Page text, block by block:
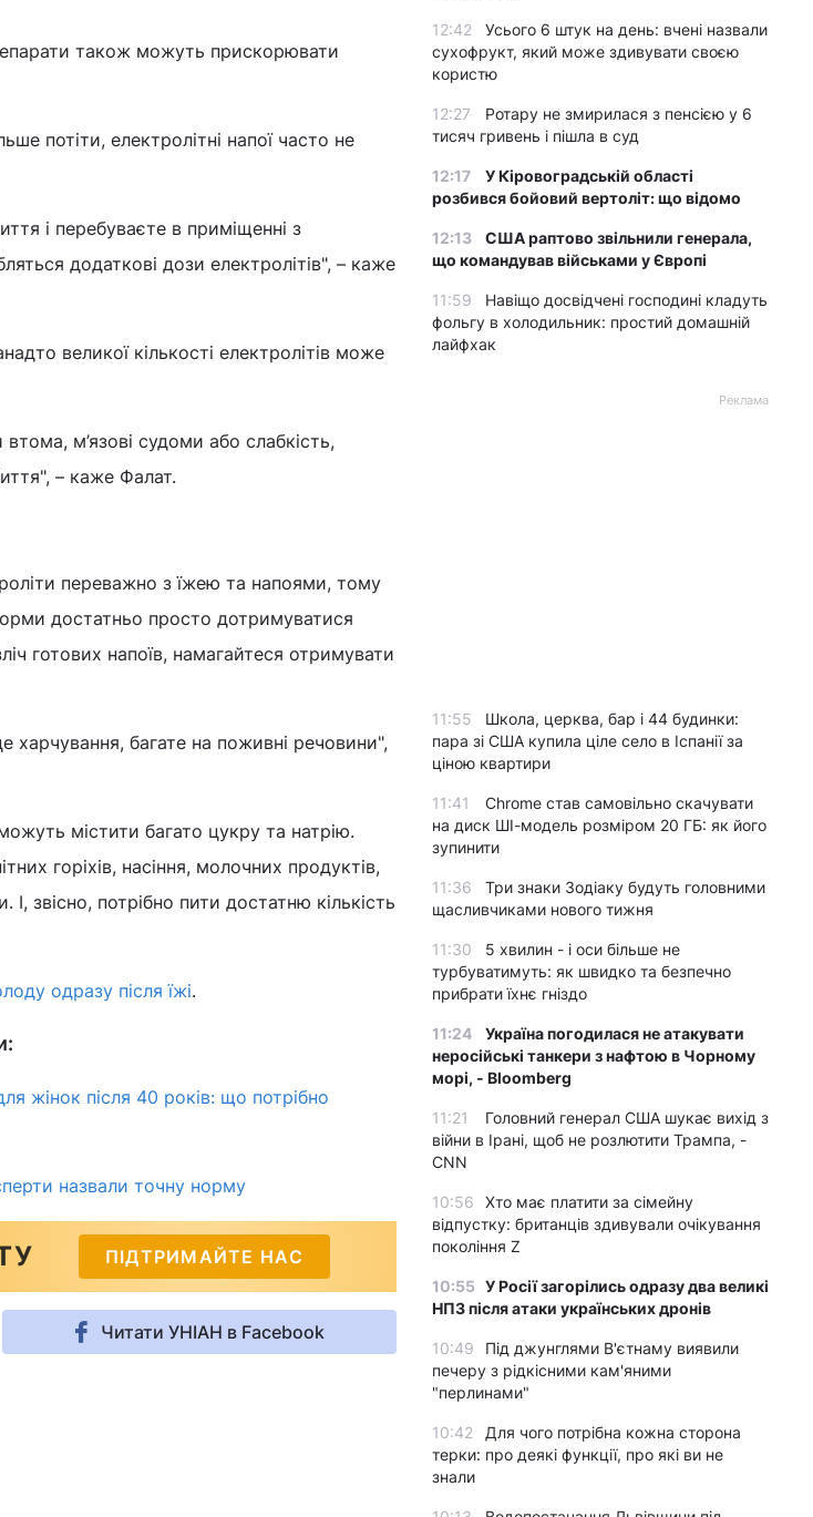
також можуть прискорювати
потіти, електролітні напої часто не
і перебуваєте в приміщенні з
додаткові дози електролітів", – каже
великої кількості електролітів може
м’язові судоми або слабкість,
– каже Фалат.
переважно з їжею та напоями, тому
достатньо просто дотримуватися
готових напоїв, намагайтеся отримувати
харчування, багате на поживні речовини",
містити багато цукру та натрію.
горіхів, насіння, молочних продуктів,
І, звісно, потрібно пити достатню кількість
одразу після їжі.
жінок після 40 років: що потрібно
назвали точну норму
ПІДТРИМАЙТЕ НАС
Читати УНІАН в Facebook
12:42
Усього 6 штук на день: вчені назвали
сухофрукт, який може здивувати своєю
користю
12:27
Ротару не змирилася з пенсією у 6
тисяч гривень і пішла в суд
12:17
У Кіровоградській області
розбився бойовий вертоліт: що відомо
12:13
США раптово звільнили генерала,
що командував військами у Європі
11:59
Навіщо досвідчені господині кладуть
фольгу в холодильник: простий домашній
лайфхак
Реклама
11:55
Школа, церква, бар і 44 будинки:
пара зі США купила ціле село в Іспанії за
ціною квартири
11:41
Chrome став самовільно скачувати
на диск ШІ-модель розміром 20 ГБ: як його
зупинити
11:36
Три знаки Зодіаку будуть головними
щасливчиками нового тижня
11:30
5 хвилин - і оси більше не
турбуватимуть: як швидко та безпечно
прибрати їхнє гніздо
11:24
Україна погодилася не атакувати
неросійські танкери з нафтою в Чорному
морі, - Bloomberg
11:21
Головний генерал США шукає вихід з
війни в Ірані, щоб не розлютити Трампа, -
CNN
10:56
Хто має платити за сімейну
відпустку: британців здивували очікування
покоління Z
10:55 У Росії загорілись одразу два великі
НПЗ після атаки українських дронів
10:49
Під джунглями В'єтнаму виявили
печеру з рідкісними кам'яними
"перлинами"
10:42
Для чого потрібна кожна сторона
терки: про деякі функції, про які ви не
знали